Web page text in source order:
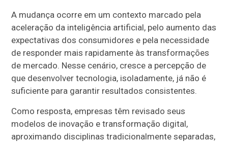
A mudança ocorre em um contexto marcado pela
aceleração da inteligência artificial, pelo aumento das
expectativas dos consumidores e pela necessidade
de responder mais rapidamente às transformações
de mercado. Nesse cenário, cresce a percepção de
que desenvolver tecnologia, isoladamente, já não é
suficiente para garantir resultados consistentes.
Como resposta, empresas têm revisado seus
modelos de inovação e transformação digital,
aproximando disciplinas tradicionalmente separadas,